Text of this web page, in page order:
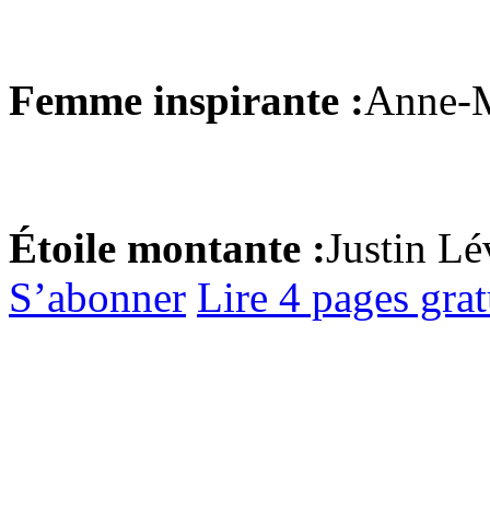
Femme inspirante :Anne-
Étoile montante :Justin
S’abonner Lire 4 pages